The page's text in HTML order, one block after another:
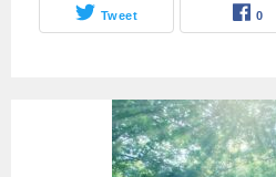
Tweet 0